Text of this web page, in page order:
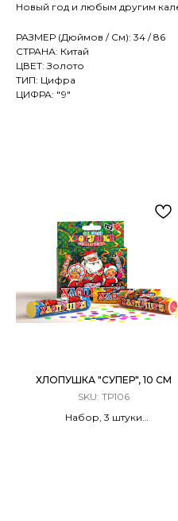
Новый год и любым другим
РАЗМЕР (Дюймов / См): 34 / 86
СТРАНА: Китай
ЦВЕТ: Золото
ТИП: Цифра
ЦИФРА: "9"
ХЛОПУШКА "СУПЕР", 10 СМ
SKU: ТР106
Набор, 3 штуки